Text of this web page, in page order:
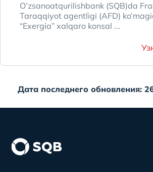
O’zsanoatqurilishbank (SQB)da
Taraqqiyot аgentligi (AFD)
“Exergia” xalqaro konsal ...
Дата последнего обновления: